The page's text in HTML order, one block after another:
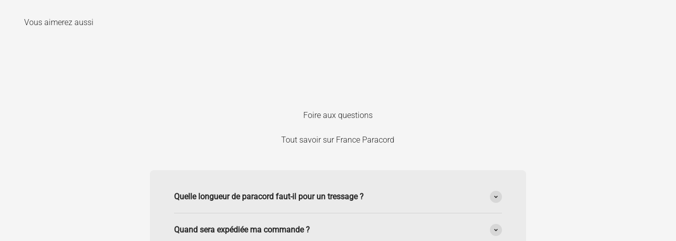
Foire aux questions
Tout savoir sur France Paracord
Quelle longueur de paracord faut-il pour un tressage ?
Quand sera expédiée ma commande ?